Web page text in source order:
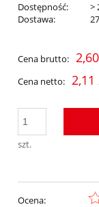
Dostępność:
>
Dostawa:
Cena nie
Cena brutto:
Cena netto: 2,11
szt.
Ocena: